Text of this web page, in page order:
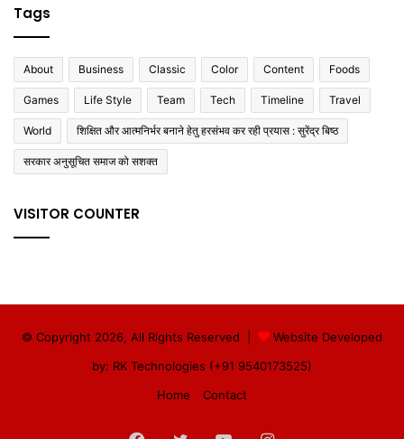
Tags
About Business Classic Color Content Foods
Games Life Style Team Tech Timeline Travel
World शिक्षित और आत्मनिर्भर बनाने हेतु हरसंभव कर रही प्रयास : सुरेंद्र बिष्ठ
सरकार अनुसूचित समाज को सशक्त
VISITOR COUNTER
© Copyright 2026, All Rights Reserved |
Website Developed
by: RK Technologies (+91 9540173525)
Home
Contact